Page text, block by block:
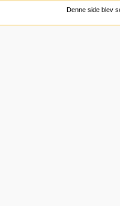
Denne side blev